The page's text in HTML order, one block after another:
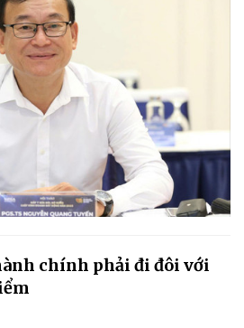
chính phải đi đôi với